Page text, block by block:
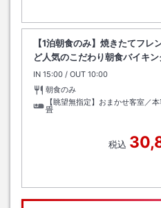
【1泊朝食のみ】焼きたてフ
ど人気のこだわり朝食バイキ
IN チェックイン
15:00 / OUT チェックアウト
10:00
朝食のみ
【眺望無指定】おまかせ客室／
畳
税込